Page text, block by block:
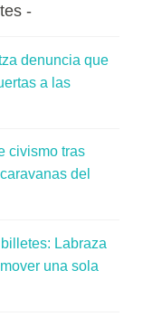
denuncia que
a las
civismo tras
del
Labraza
una sola